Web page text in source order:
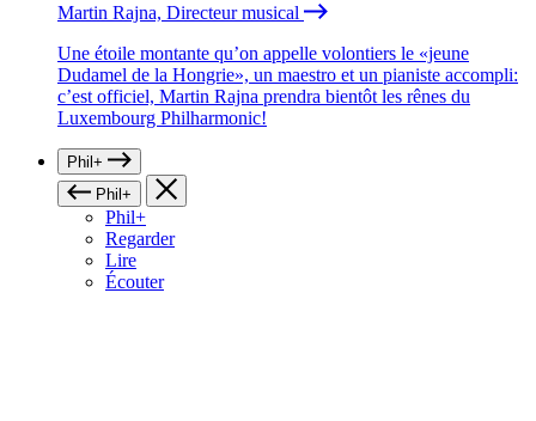
Martin Rajna, Directeur musical
Une étoile montante qu’on appelle volontiers le «jeune
Dudamel de la Hongrie», un maestro et un pianiste accompli:
c’est officiel, Martin Rajna prendra bientôt les rênes du
Luxembourg Philharmonic!
Phil+
Phil+
Phil+
Regarder
Lire
Écouter